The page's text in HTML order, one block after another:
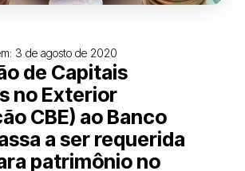
3 de agosto de 2020
de Capitais
no Exterior
CBE) ao Banco
a ser requerida
patrimônio no